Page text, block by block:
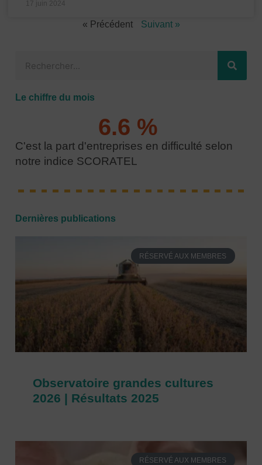
17 juin 2024
« Précédent Suivant »
Le chiffre du mois
C'est la part d'entreprises en difficulté selon
notre indice SCORATEL
6.6 %
Dernières publications
RÉSERVÉ AUX MEMBRES
Observatoire grandes cultures
2026 | Résultats 2025
RÉSERVÉ AUX MEMBRES